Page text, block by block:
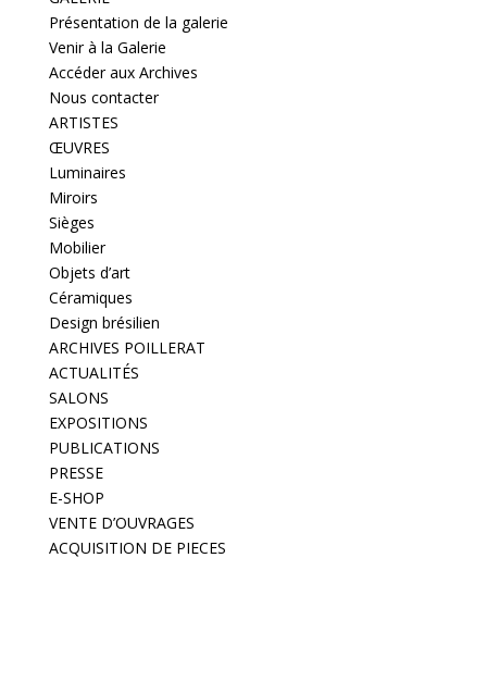
Présentation de la galerie
Venir à la Galerie
Accéder aux Archives
Nous contacter
ARTISTES
ŒUVRES
Luminaires
Miroirs
Sièges
Mobilier
Objets d’art
Céramiques
Design brésilien
ARCHIVES POILLERAT
ACTUALITÉS
SALONS
EXPOSITIONS
PUBLICATIONS
PRESSE
E-SHOP
VENTE D’OUVRAGES
ACQUISITION DE PIECES